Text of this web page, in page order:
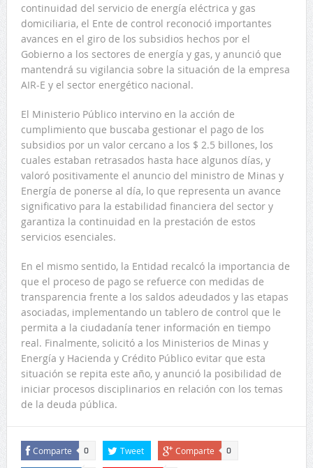
continuidad del servicio de energía eléctrica y gas
domiciliaria, el Ente de control reconoció importantes
avances en el giro de los subsidios hechos por el
Gobierno a los sectores de energía y gas, y anunció que
mantendrá su vigilancia sobre la situación de la empresa
AIR-E y el sector energético nacional.
El Ministerio Público intervino en la acción de
cumplimiento que buscaba gestionar el pago de los
subsidios por un valor cercano a los $ 2.5 billones, los
cuales estaban retrasados hasta hace algunos días, y
valoró positivamente el anuncio del ministro de Minas y
Energía de ponerse al día, lo que representa un avance
significativo para la estabilidad financiera del sector y
garantiza la continuidad en la prestación de estos
servicios esenciales.
En el mismo sentido, la Entidad recalcó la importancia de
que el proceso de pago se refuerce con medidas de
transparencia frente a los saldos adeudados y las etapas
asociadas, implementando un tablero de control que le
permita a la ciudadanía tener información en tiempo
real. Finalmente, solicitó a los Ministerios de Minas y
Energía y Hacienda y Crédito Público evitar que esta
situación se repita este año, y anunció la posibilidad de
iniciar procesos disciplinarios en relación con los temas
de la deuda pública.
Comparte 0 Tweet Comparte 0